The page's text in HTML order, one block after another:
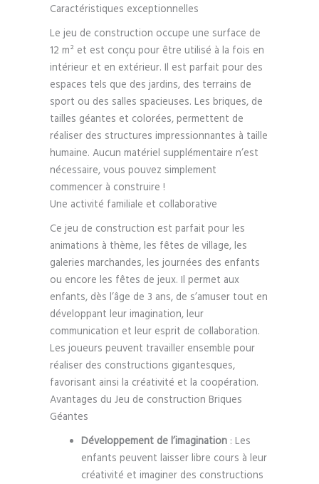
Caractéristiques exceptionnelles
Le jeu de construction occupe une surface de
12 m² et est conçu pour être utilisé à la fois en
intérieur et en extérieur. Il est parfait pour des
espaces tels que des jardins, des terrains de
sport ou des salles spacieuses. Les briques, de
tailles géantes et colorées, permettent de
réaliser des structures impressionnantes à taille
humaine. Aucun matériel supplémentaire n’est
nécessaire, vous pouvez simplement
commencer à construire !
Une activité familiale et collaborative
Ce jeu de construction est parfait pour les
animations à thème, les fêtes de village, les
galeries marchandes, les journées des enfants
ou encore les fêtes de jeux. Il permet aux
enfants, dès l’âge de 3 ans, de s’amuser tout en
développant leur imagination, leur
communication et leur esprit de collaboration.
Les joueurs peuvent travailler ensemble pour
réaliser des constructions gigantesques,
favorisant ainsi la créativité et la coopération.
Avantages du Jeu de construction Briques
Géantes
Développement de l’imagination: Les
enfants peuvent laisser libre cours à leur
créativité et imaginer des constructions